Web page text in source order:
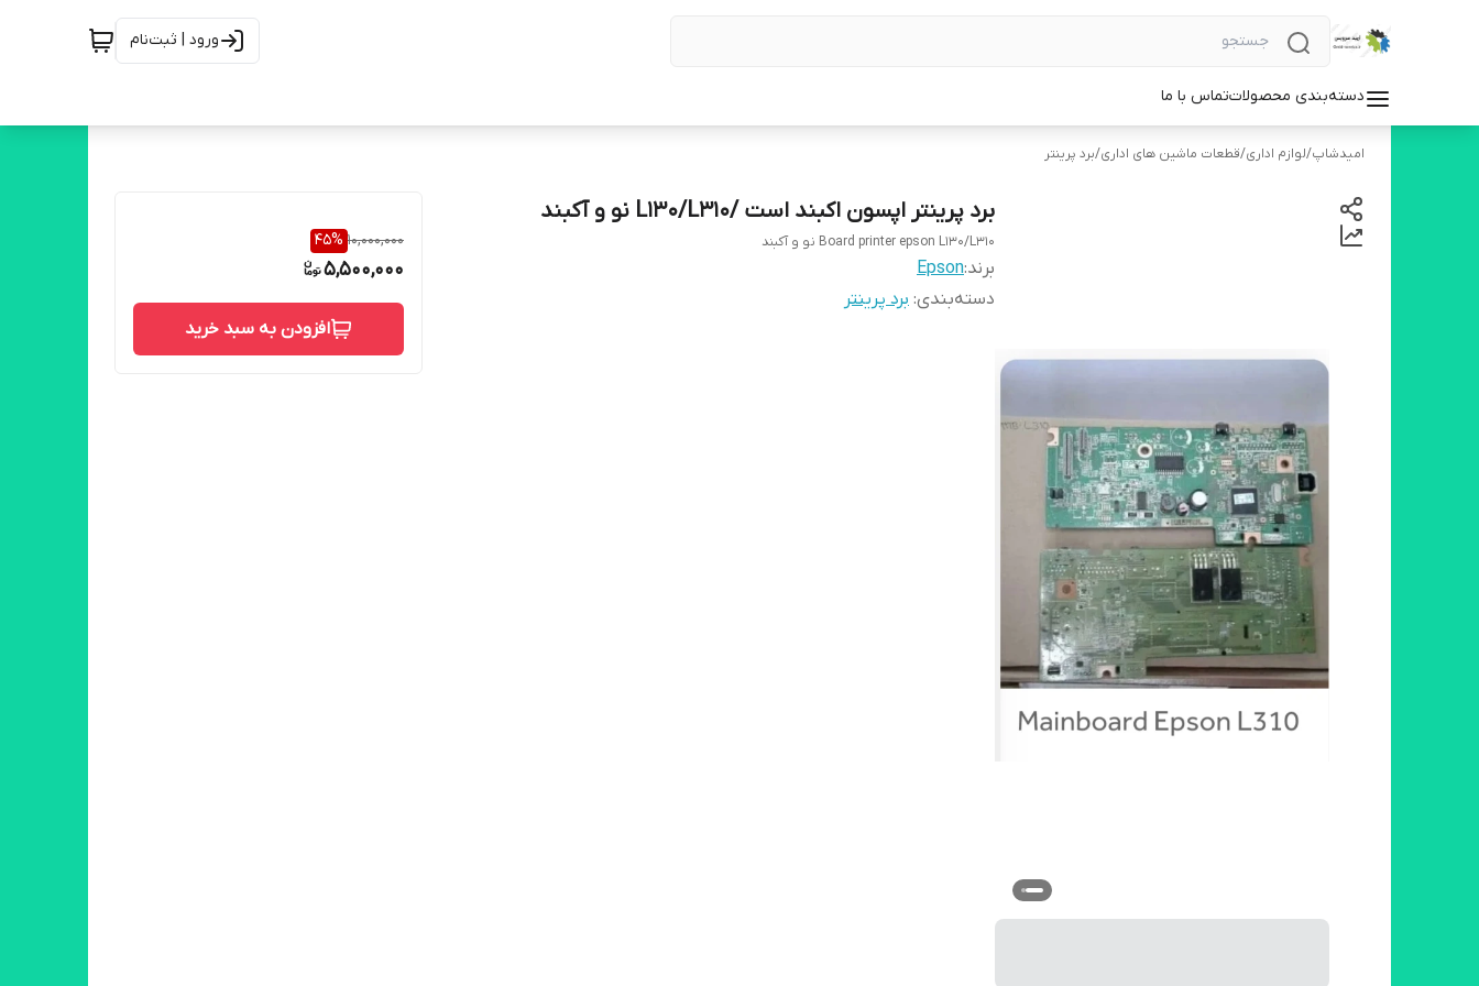
ورود | ثبت‌نام
دسته‌بندی محصولاتتماس با ما
امیدشاپ/لوازم اداری/قطعات ماشین های اداری/برد پرینتر
برد پرینتر اپسون اکبند است /L130/L310 نو و آکبند
Board printer epson L130/L310 نو و آکبند
برند:Epson
دسته‌بندی: برد پرینتر
10,000,000
45%
5,500,000
افزودن به سبد خرید